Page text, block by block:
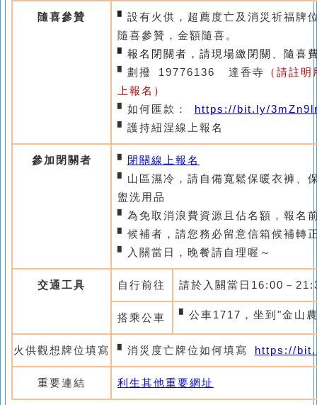
隨喜參贊 ▘ 設有火供，超薦度亡及消災祈福牌
隨喜參贊，金額隨喜。
▘報名閉關者，請現場繳閉關、隨喜
▘劃撥 19776136 達香寺 （請註
上報名）
▘如何匯款：
https://bit.ly/
▘護持紐涅線上報名
參加閉關者 ▘
閉關線上報名
▘山區濕冷，請自備寬鬆保暖衣褲、
盥洗用品
▘為免取消浪費資源且佔名額，報名
▘候補者，請您務必留意信箱候補轉
▘入關當日，晚餐請自理喔～
交通工具 自行前往 請於入關當日 16:00 －
搭乘公車 ▘公車1717，坐到"金山
火供觀想牌位填寫 ▘ 消災度亡牌位如何填寫 https://
重要連結 利生其他重要網址